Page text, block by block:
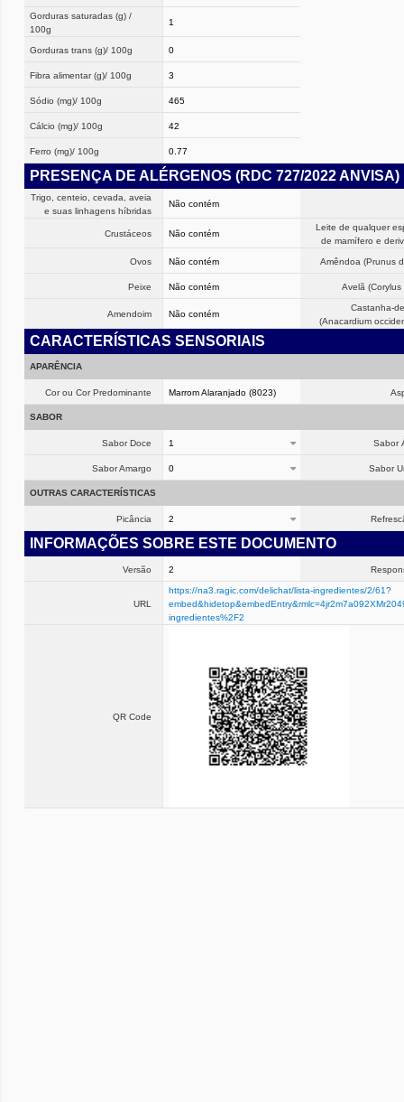
Gorduras saturadas (g) /
100g
1
Gorduras trans (g)/ 100g 0
Fibra alimentar (g)/ 100g 3
Sódio (mg)/ 100g 465
Cálcio (mg)/ 100g 42
Ferro (mg)/ 100g 0.77
PRESENÇA DE ALÉRGENOS (RDC 727/2022 ANVISA)
Trigo, centeio, cevada, aveia
e suas linhagens híbridas
Não contém
Crustáceos Não contém
Leite de qualquer
de mamífero e
Ovos Não contém Amêndoa (Prunus
Peixe Não contém Avelã (Corylus
Amendoim Não contém
Castanha-
(Anacardium
CARACTERÍSTICAS SENSORIAIS
APARÊNCIA
Cor ou Cor Predominante Marrom Alaranjado (8023)
SABOR
Sabor Doce 1 Sabor
Sabor Amargo 0 Sabor
OUTRAS CARACTERÍSTICAS
Picância 2
INFORMAÇÕES SOBRE ESTE DOCUMENTO
Versão 2
URL
https://na3.ragic.com/delichat/lista-ingredientes/2/61?
ingredientes%2F2
QR Code